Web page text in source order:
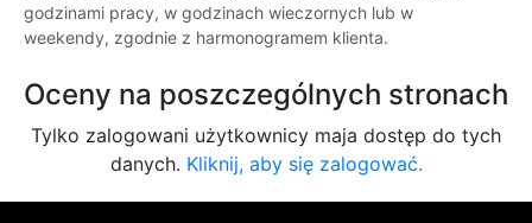
godzinami pracy, w godzinach wieczornych lub w
weekendy, zgodnie z harmonogramem klienta.
Oceny na poszczególnych stronach
Tylko zalogowani użytkownicy maja dostęp do tych
danych. Kliknij, aby się zalogować.